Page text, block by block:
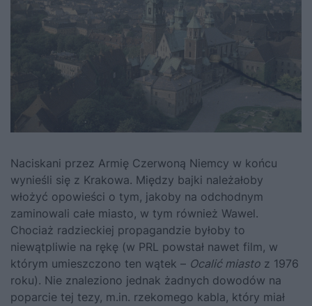
Naciskani przez Armię Czerwoną Niemcy w końcu
wynieśli się z Krakowa. Między bajki należałoby
włożyć opowieści o tym, jakoby na odchodnym
zaminowali całe miasto, w tym również Wawel.
Chociaż radzieckiej propagandzie byłoby to
niewątpliwie na rękę (w PRL powstał nawet film, w
którym umieszczono ten wątek – Ocalić miasto z 1976
roku). Nie znaleziono jednak żadnych dowodów na
poparcie tej tezy, m.in. rzekomego kabla, który miał